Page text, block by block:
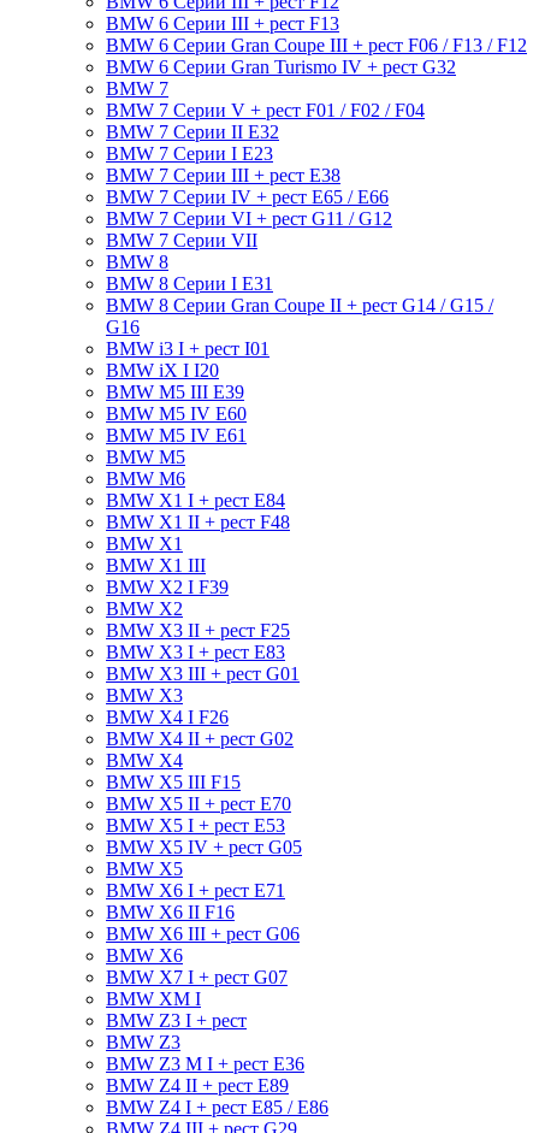
BMW 6 Серии III + рест F13
BMW 6 Серии Gran Coupe III + рест F06 / F13 / F12
BMW 6 Серии Gran Turismo IV + рест G32
BMW 7
BMW 7 Серии V + рест F01 / F02 / F04
BMW 7 Серии II E32
BMW 7 Серии I E23
BMW 7 Серии III + рест E38
BMW 7 Серии IV + рест E65 / E66
BMW 7 Серии VI + рест G11 / G12
BMW 7 Серии VII
BMW 8
BMW 8 Серии I E31
BMW 8 Серии Gran Coupe II + рест G14 / G15 /
G16
BMW i3 I + рест I01
BMW iX I I20
BMW M5 III E39
BMW M5 IV E60
BMW M5 IV E61
BMW M5
BMW M6
BMW X1 I + рест E84
BMW X1 II + рест F48
BMW X1
BMW X1 III
BMW X2 I F39
BMW X2
BMW X3 II + рест F25
BMW X3 I + рест E83
BMW X3 III + рест G01
BMW X3
BMW X4 I F26
BMW X4 II + рест G02
BMW X4
BMW X5 III F15
BMW X5 II + рест E70
BMW X5 I + рест E53
BMW X5 IV + рест G05
BMW X5
BMW X6 I + рест E71
BMW X6 II F16
BMW X6 III + рест G06
BMW X6
BMW X7 I + рест G07
BMW XM I
BMW Z3 I + рест
BMW Z3
BMW Z3 M I + рест E36
BMW Z4 II + рест E89
BMW Z4 I + рест E85 / E86